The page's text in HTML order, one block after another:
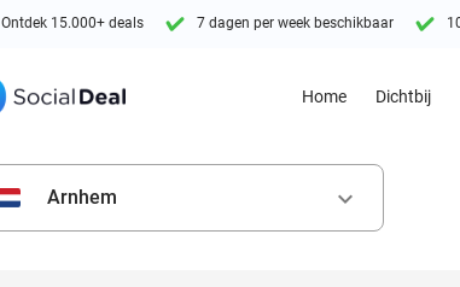
Ontdek 15.000+ deals 7 dagen per week beschikbaar
Home Dichtbij
Arnhem keyboard_arrow_down